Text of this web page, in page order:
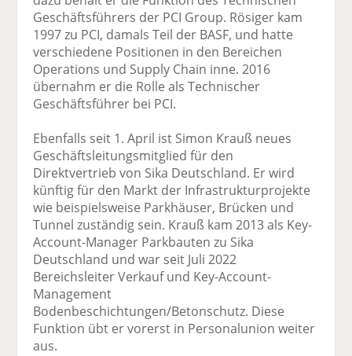
Geschäftsführers der PCI Group. Rösiger kam
1997 zu PCI, damals Teil der BASF, und hatte
verschiedene Positionen in den Bereichen
Operations und Supply Chain inne. 2016
übernahm er die Rolle als Technischer
Geschäftsführer bei PCI.
Ebenfalls seit 1. April ist Simon Krauß neues
Geschäftsleitungsmitglied für den
Direktvertrieb von Sika Deutschland. Er wird
künftig für den Markt der Infrastrukturprojekte
wie beispielsweise Parkhäuser, Brücken und
Tunnel zuständig sein. Krauß kam 2013 als Key-
Account-Manager Parkbauten zu Sika
Deutschland und war seit Juli 2022
Bereichsleiter Verkauf und Key-Account-
Management
Bodenbeschichtungen/Betonschutz. Diese
Funktion übt er vorerst in Personalunion weiter
aus.